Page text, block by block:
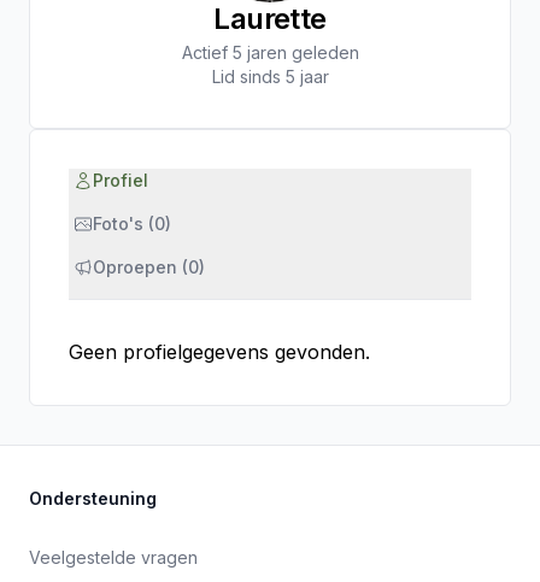
Laurette
Actief 5 jaren geleden
Lid sinds 5 jaar
Profiel
Foto's (0)
Oproepen (0)
Geen profielgegevens gevonden.
Ondersteuning
Veelgestelde vragen